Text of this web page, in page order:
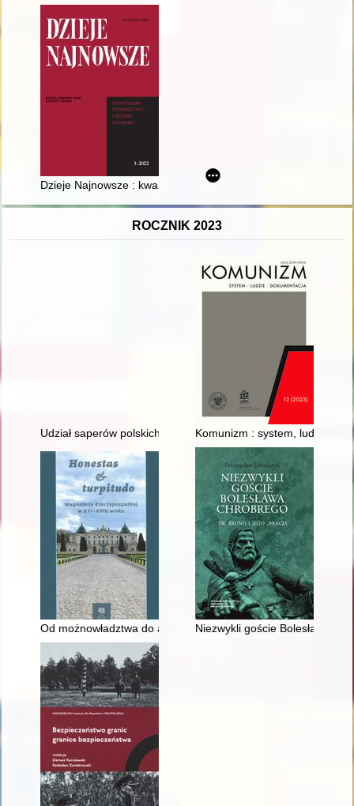
Dzieje Najnowsze : kwartalnik poświęcony historii XX wieku.
ROCZNIK 2023
Udział saperów polskich w walkach na środkowej Wiśle w
Komunizm : system, ludzie,
Od możnowładztwa do arystokracji w XVI-XVIII wieku : casus
Niezwykli goście Bolesława